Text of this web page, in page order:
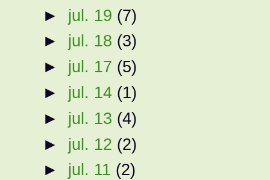
► jul. 19 (7)
► jul. 18 (3)
► jul. 17 (5)
► jul. 14 (1)
► jul. 13 (4)
► jul. 12 (2)
► jul. 11 (2)